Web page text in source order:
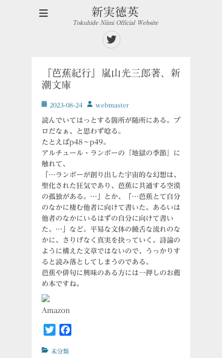
新実徳英
Tokuhide Niimi Official Website
Twitter
『芭蕉紀行』嵐山光三郎著、新
潮文庫
投
日
2023-08-24
投
者
ｗebmaster
読んでいてはっとする箇所が随所にある。プ
ロだなぁ、と思わず唸る。
たとえばp48～p49。
アルチュール・ランボーの『地獄の季節』に
触れて、
「…ランボーが創り出した宇宙的な幻想は、
聖化された狂気であり、芭蕉に共通する空漠
の孤独がある。…」とか、「…芭蕉とて自分
のなかに棲む他者に向けて書いた。あるいは
他者のなかにいるはずの自分に向けて書い
た。…」など。平易な文体の饒舌な流れのな
かに、さりげなく真実を抉っていく。詩論の
ように構えた文章ではないので、うっかりす
ると読み落としてしまうのである。
芭蕉や俳句に興味のある方には一押しのお薦
め本ですね。
Amazon
Twitter
カ
未分類